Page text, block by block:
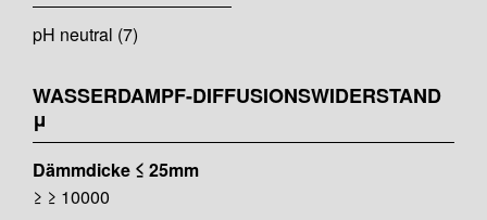
pH neutral (7)
WASSERDAMPF-DIFFUSIONSWIDERSTAND
μ
Dämmdicke ≤ 25mm
≥ ≥ 10000